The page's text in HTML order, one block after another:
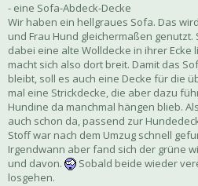
- eine Sofa-Abdeck-Decke
Wir haben ein hellgraues Sofa. Das
und Frau Hund gleichermaßen genutzt.
dabei eine alte Wolldecke in ihrer Ecke
macht sich also dort breit. Damit das
bleibt, soll es auch eine Decke für die
mal eine Strickdecke, die aber dazu
Hundine da manchmal hängen blieb.
auch schon da, passend zur
Stoff war nach dem Umzug schnell
Irgendwann aber fand sich der grüne
und davon.
Sobald beide wieder
losgehen.